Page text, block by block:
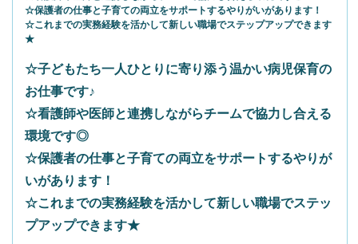
☆保護者の仕事と子育ての両立をサポートするやりがいがあります！
☆これまでの実務経験を活かして新しい職場でステップアップできます
★
☆子どもたち一人ひとりに寄り添う温かい病児保育の
お仕事です♪
☆看護師や医師と連携しながらチームで協力し合える
環境です◎
☆保護者の仕事と子育ての両立をサポートするやりが
いがあります！
☆これまでの実務経験を活かして新しい職場でステッ
プアップできます★